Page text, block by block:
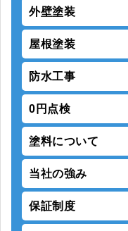
外壁塗装
屋根塗装
防水工事
0円点検
塗料について
当社の強み
保証制度